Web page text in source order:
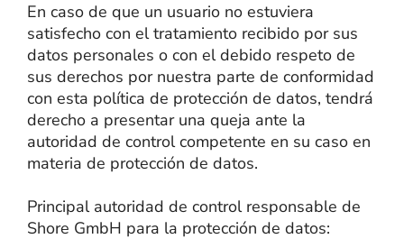
En caso de que un usuario no estuviera
satisfecho con el tratamiento recibido por sus
datos personales o con el debido respeto de
sus derechos por nuestra parte de conformidad
con esta política de protección de datos, tendrá
derecho a presentar una queja ante la
autoridad de control competente en su caso en
materia de protección de datos.
Principal autoridad de control responsable de
Shore GmbH para la protección de datos: